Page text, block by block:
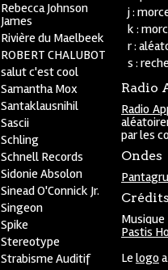
j :
k :
r :
s :
Radio
Radio
par les
Ondes
Crédits
Pastis
Le logo
Rebecca Johnson
James
Rivière du Maelbeek
ROBERT CHALUBOT
salut c'est cool
Samantha Mox
Santaklausnihil
Sascii
Schling
Schnell Records
Sidonie Absolon
Sinead O'Connick Jr.
Singeon
Spike
Stereotype
Strabisme Auditif